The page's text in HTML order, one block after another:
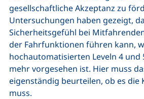
gesellschaftliche Akzeptanz zu
Untersuchungen haben gezeigt,
Sicherheitsgefühl bei
der Fahrfunktionen führen kann,
hochautomatisierten Leveln 4 und
mehr vorgesehen ist. Hier muss
eigenständig beurteilen, ob es die
muss.